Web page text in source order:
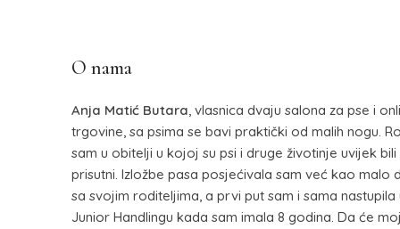
O nama
Anja Matić Butara, vlasnica dvaju salona za pse i
trgovine, sa psima se bavi praktički od malih nogu.
sam u obitelji u kojoj su psi i druge životinje uvijek bili
prisutni. Izložbe pasa posjećivala sam već kao malo
sa svojim roditeljima, a prvi put sam i sama nastupila
Junior Handlingu kada sam imala 8 godina. Da će